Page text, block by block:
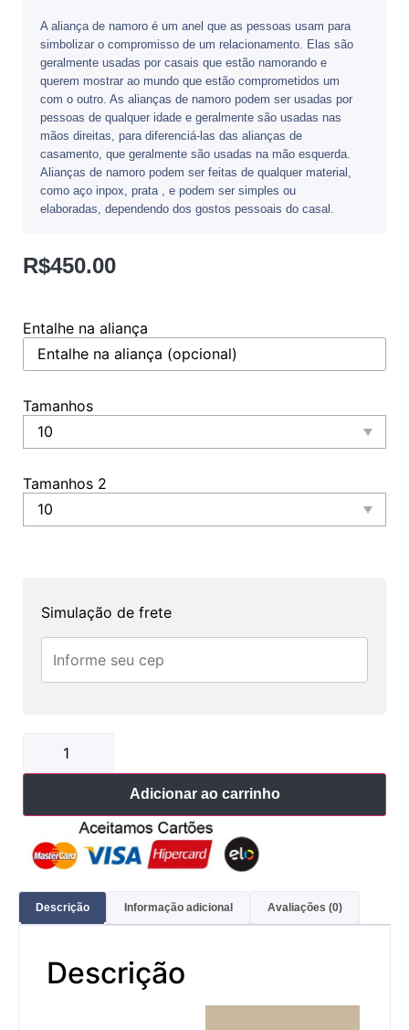
A aliança de namoro é um anel que as pessoas usam para
simbolizar o compromisso de um relacionamento. Elas são
geralmente usadas por casais que estão namorando e
querem mostrar ao mundo que estão comprometidos um
com o outro. As alianças de namoro podem ser usadas por
pessoas de qualquer idade e geralmente são usadas nas
mãos direitas, para diferenciá-las das alianças de
casamento, que geralmente são usadas na mão esquerda.
Alianças de namoro podem ser feitas de qualquer material,
como aço inpox, prata , e podem ser simples ou
elaboradas, dependendo dos gostos pessoais do casal.
R$450.00
Entalhe na aliança
Tamanhos
Tamanhos 2
Simulação de frete
Adicionar ao carrinho
Descrição Informação adicional Avaliações (0)
Descrição